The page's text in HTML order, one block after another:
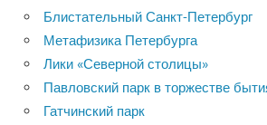
Блистательный Санкт-Петербург
Метафизика Петербурга
Лики «Северной столицы»
Павловский парк в торжестве
Гатчинский парк